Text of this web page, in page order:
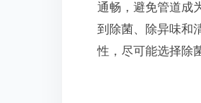
通畅，避免管道成
到除菌、除异味和
性，尽可能选择除